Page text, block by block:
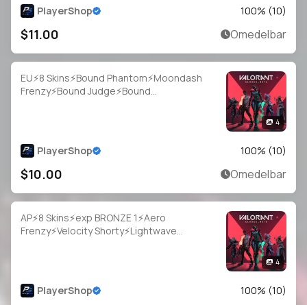
PlayerShop 100% (10)
$11.00 Omedelbar
EU⚡8 Skins⚡Bound Phantom⚡Moondash
Frenzy⚡Bound Judge⚡Bound
4
PlayerShop 100% (10)
$10.00 Omedelbar
AP⚡8 Skins⚡exp BRONZE 1⚡Aero
Frenzy⚡Velocity Shorty⚡Lightwave
4
PlayerShop 100% (10)